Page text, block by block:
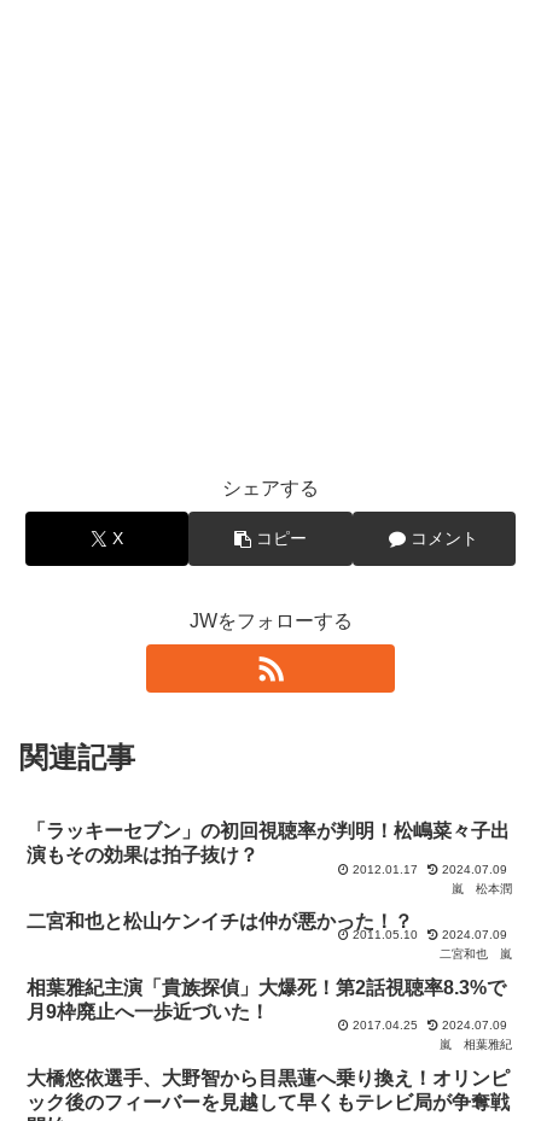
シェアする
X コピー コメント
JWをフォローする
関連記事
「ラッキーセブン」の初回視聴率が判明！松嶋菜々子出
演もその効果は拍子抜け？
2012.01.17
2024.07.09
嵐
松本潤
二宮和也と松山ケンイチは仲が悪かった！？
2011.05.10
2024.07.09
二宮和也
嵐
相葉雅紀主演「貴族探偵」大爆死！第2話視聴率8.3%で
月9枠廃止へ一歩近づいた！
2017.04.25
2024.07.09
嵐
相葉雅紀
大橋悠依選手、大野智から目黒蓮へ乗り換え！オリンピ
ック後のフィーバーを見越して早くもテレビ局が争奪戦